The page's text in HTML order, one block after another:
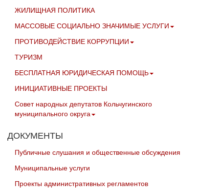
ЖИЛИЩНАЯ ПОЛИТИКА
МАССОВЫЕ СОЦИАЛЬНО ЗНАЧИМЫЕ УСЛУГИ
ПРОТИВОДЕЙСТВИЕ КОРРУПЦИИ
ТУРИЗМ
БЕСПЛАТНАЯ ЮРИДИЧЕСКАЯ ПОМОЩЬ
ИНИЦИАТИВНЫЕ ПРОЕКТЫ
Совет народных депутатов Кольчугинского
муниципального округа
ДОКУМЕНТЫ
Публичные слушания и общественные обсуждения
Муниципальные услуги
Проекты административных регламентов